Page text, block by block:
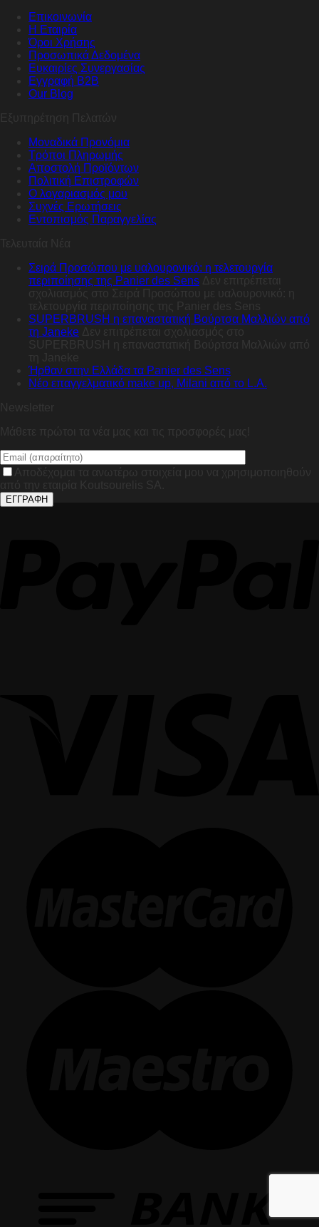
Επικοινωνία
Η Εταιρία
Όροι Χρήσης
Προσωπικά Δεδομένα
Ευκαιρίες Συνεργασίας
Εγγραφή B2B
Our Blog
Εξυπηρέτηση Πελατών
Μοναδικά Προνόμια
Τρόποι Πληρωμής
Αποστολή Προϊόντων
Πολιτική Επιστροφών
Ο λογαριασμός μου
Συχνές Ερωτήσεις
Εντοπισμός Παραγγελίας
Τελευταία Νέα
Σειρά Προσώπου με υαλουρονικό: η τελετουργία
περιποίησης της Panier des Sens Δεν επιτρέπεται
σχολιασμός
στο Σειρά Προσώπου με υαλουρονικό: η
τελετουργία περιποίησης της Panier des Sens
SUPERBRUSH η επαναστατική Βούρτσα Μαλλιών από
τη Janeke Δεν επιτρέπεται σχολιασμός
SUPERBRUSH η επαναστατική Βούρτσα Μαλλιών από
τη Janeke
Ήρθαν στην Ελλάδα τα Panier des Sens
Nέο επαγγελματικό make up, Milani από το L.A.
Newsletter
Μάθετε πρώτοι τα νέα μας και τις προσφορές μας!
Αποδέχομαι τα ανωτέρω στοιχεία μου να χρησιμοποιηθούν
από την εταιρία Koutsourelis SA.